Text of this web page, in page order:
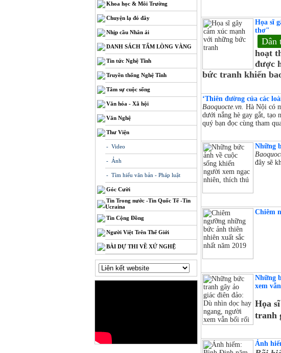
Khoa học & Môi Trường
Chuyện lạ đó đây
Nhịp cầu Nhân ái
DANH SÁCH TẤM LÒNG VÀNG
Tin tức Nghệ Tĩnh
Truyền thống Nghệ Tĩnh
Tâm sự cuộc sống
Văn hóa - Xã hội
Văn Nghệ
Thư Viện
- Video
- Ảnh
- Tìm hiểu văn bản - Pháp luật
Góc Cười
Tin Trong nước -Tin Quốc Tế -Tin
Ucraina
Tin Cộng Đồng
Người Việt Trên Thế Giới
BÀI DỰ THI VỀ XỨ NGHỆ
Họa sĩ
thơ"
Dân
hoạt
được
bức tranh khiến
‘Thiên đường của các
Baoquocte.vn. Hà Nội có
dưới nắng hè gay gắt, tạo
quý bạn đọc cùng tham
Những
đây sẽ
Chiêm
Những
xem
Họa
tranh
Ảnh